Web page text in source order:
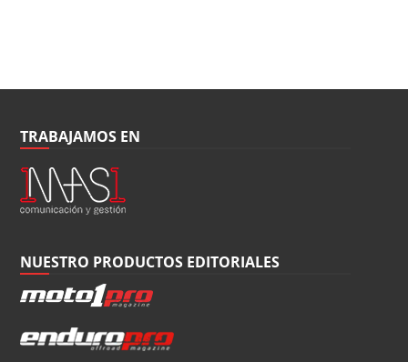
TRABAJAMOS EN
NUESTRO PRODUCTOS EDITORIALES